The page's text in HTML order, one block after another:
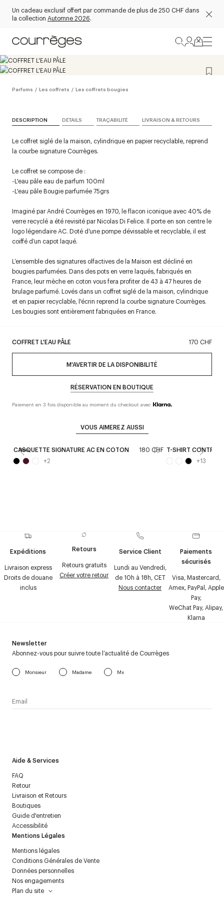
Un cadeau exclusif offert par commande de plus de 250 CHF dans
la collection Automne 2026.
Parfums / Les coffrets / Les coffrets bougies
COFFRET L'EAU PÂLE 170 CHF
M'AVERTIR DE LA DISPONIBILITÉ
RÉSERVATION EN BOUTIQUE
Paiement en 3 fois disponible au moment du checkout avec
DESCRIPTION DÉTAILS TRAÇABILITÉ LIVRAISON & RETOURS
Le coffret siglé de la maison, cylindrique en papier recyclable, reprend
la courbe signature Courrèges.
Le coffret se compose de :
-L'eau pâle eau de parfum 100ml
-L'eau pâle Bougie parfumée 75grs
Imaginé par André Courrèges en 1970, le flacon iconique avec 40% de
verre recyclé a été revisité par Nicolas Di Felice. Il porte en son centre le
logo légendaire AC. Doté d’une pompe dévissable et recyclable, il est
coiffé d’un capot laqué.
L’ensemble des signatures olfactives de la Maison est décliné en
bougies parfumées. Dans des pots en verre laqués, fabriqués en
France, leur mèche en coton vous fera profiter de 43 à 47 heures de
brulage parfumé. Lovés dans un coffret siglé de la maison, cylindrique
et en papier recyclable, l'écrin reprend la courbe signature Courrèges.
Les bougies sont entièrement fabriquées en France.
VOUS AIMEREZ AUSSI
New
CASQUETTE SIGNATURE AC EN COTON
180 CHF
+2
T-SHIRT
+13
Expéditions
Livraison express
Droits de douane
inclus
Retours
Retours gratuits
Créer votre retour
Service Client
Lundi au Vendredi,
de 10h à 18h, CET
Nous contacter
Paiements
sécurisés
Visa, Mastercard,
Amex, PayPal, Apple
Pay,
WeChat Pay, Alipay,
Klarna
Aide & Services
FAQ
Retour
Livraison et Retours
Boutiques
Guide d'entretien
Accessibilité
Mentions Légales
Mentions légales
Conditions Générales de Vente
Données personnelles
Nos engagements
Plan du site
Newsletter
Abonnez-vous pour suivre toute l’actualité de Courrèges
Monsieur Madame Mx